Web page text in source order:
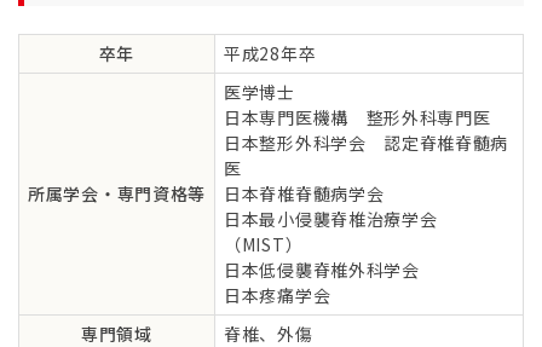
卒年 平成28年卒
所属学会・専門資格等
医学博士
日本専門医機構 整形外科専門医
日本整形外科学会 認定脊椎脊髄病
医
日本脊椎脊髄病学会
日本最小侵襲脊椎治療学会
（MIST）
日本低侵襲脊椎外科学会
日本疼痛学会
専門領域
脊椎、外傷